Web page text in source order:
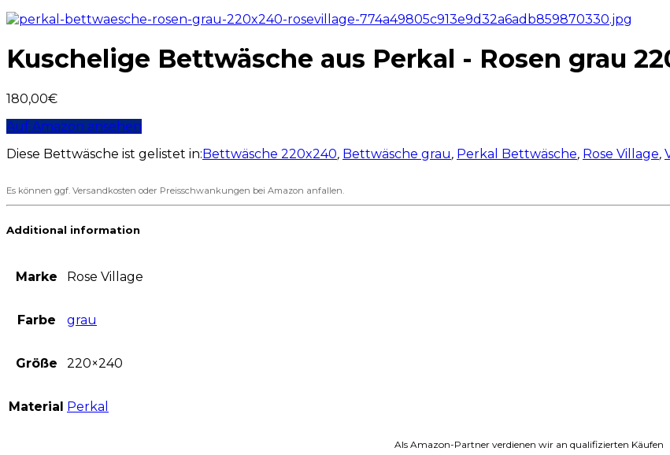
Kuschelige Bettwäsche aus Perkal - Rosen grau
180,00€
Auf Amazon ansehen
Diese Bettwäsche ist gelistet in:Bettwäsche 220x240, Bettwäsche grau, Perkal Bettwäsche, Rose Village,
Es können ggf. Versandkosten oder Preisschwankungen bei Amazon anfallen.
Additional information
Marke Rose Village
Farbe grau
Größe 220×240
Material Perkal
Als Amazon-Partner verdienen wir an qualifizierten Käufen